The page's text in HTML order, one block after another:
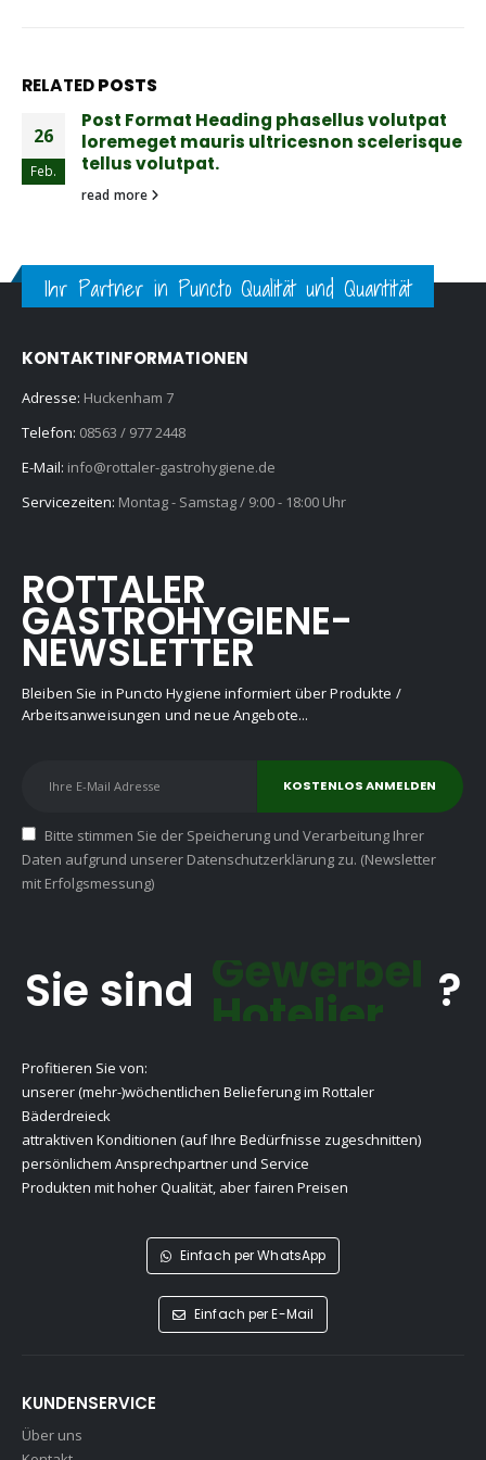
RELATEDPOSTS
26
Feb.
Post Format Heading phasellus volutpat
loremeget mauris ultricesnon scelerisque
tellus volutpat.
read more
Ihr Partner in Puncto Qualität und Quantität
KONTAKTINFORMATIONEN
Adresse: Huckenham 7
Telefon: 08563 / 977 2448
E-Mail: info@rottaler-gastrohygiene.de
Servicezeiten: Montag - Samstag / 9:00 - 18:00 Uhr
ROTTALER
GASTROHYGIENE-
NEWSLETTER
Bleiben Sie in Puncto Hygiene informiert über Produkte /
Arbeitsanweisungen und neue Angebote...
Bitte stimmen Sie der Speicherung und Verarbeitung Ihrer
Daten aufgrund unserer Datenschutzerklärung zu. (Newsletter
mit Erfolgsmessung)
Sie sind
Gewerbekunde
unserer (mehr-)wöchentlichen Belieferung im Rottaler
Bäderdreieck
attraktiven Konditionen (auf Ihre Bedürfnisse zugeschnitten)
Produkten mit hoher Qualität, aber fairen Preisen
Einfach per WhatsApp